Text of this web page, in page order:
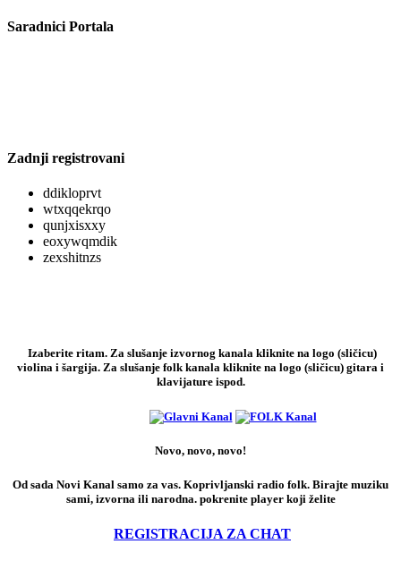
Saradnici Portala
Zadnji registrovani
ddikloprvt
wtxqqekrqo
qunjxisxxy
eoxywqmdik
zexshitnzs
Izaberite ritam. Za slušanje izvornog kanala kliknite na logo (sličicu)
violina i šargija. Za slušanje folk kanala kliknite na logo (sličicu) gitara i
klavijature ispod.
Novo, novo, novo!
Od sada Novi Kanal samo za vas. Koprivljanski radio folk. Birajte muziku
sami, izvorna ili narodna. pokrenite player koji želite
REGISTRACIJA ZA CHAT